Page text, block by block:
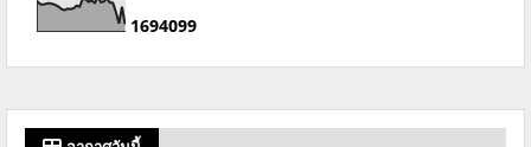
1694099